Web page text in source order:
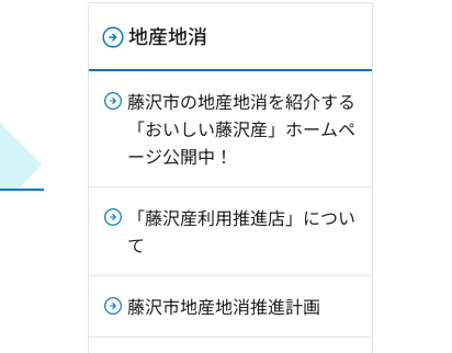
地産地消
藤沢市の地産地消を紹介する
「おいしい藤沢産」ホームペ
ージ公開中！
「藤沢産利用推進店」につい
て
藤沢市地産地消推進計画